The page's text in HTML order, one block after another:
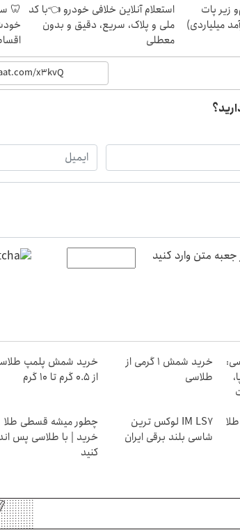
زیر پات
میلیاردی)
استعلام آنلاین خلافی خودرو 👈با کد
ملی و پلاک، سریع، دقیق و بدون
معطلی
🦷
متن وارد کنید
خرید شمش 1 گرمی از
طلاسی
خرید شمش پلمپ
از ۰.۵ گرم تا ۱۰ گرم
IM LS7 لوکس ترین
شاسی بلند برقی ایران
چطور میشه قسطی طلا
خرید | با طلاسی پس
کنید